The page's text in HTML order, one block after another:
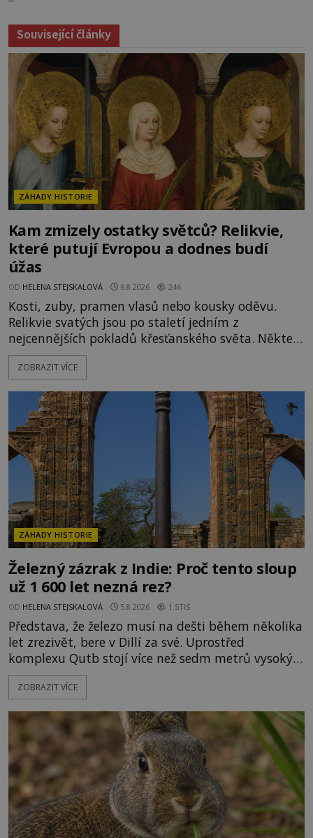
Související články
ZÁHADY HISTORIE
Kam zmizely ostatky světců? Relikvie,
které putují Evropou a dodnes budí
úžas
OD HELENA STEJSKALOVÁ 6.8.2026 246
Kosti, zuby, pramen vlasů nebo kousky oděvu.
Relikvie svatých jsou po staletí jedním z
nejcennějších pokladů křesťanského světa. Některé
mají pečlivě doloženou historii, jiné provází
záhady, krádeže i nečekané objevy. Jejich osudy
o skutečné historické události. Ve středověké
Evropě mají relikvie mimořádnou hodnotu. Nejsou
jen předmětem úcty
ZOBRAZIT VÍCE
ZÁHADY HISTORIE
Železný zázrak z Indie: Proč tento sloup
už 1 600 let nezná rez?
OD HELENA STEJSKALOVÁ 5.8.2026 1.5TIS
Představa, že železo musí na dešti během několika
let zrezivět, bere v Dillí za své. Uprostřed
komplexu Qutb stojí více než sedm metrů vysoký
železný sloup, který už přibližně 1 600 let odolává
počasí s jen nepatrnými stopami koroze. Jeho
ztracených technologiích či tajemných
materiálech. Moderní metalurgie však ukazuje, že
skutečné vysvětlení je ješt
ZOBRAZIT VÍCE